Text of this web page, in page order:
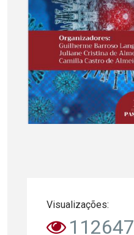
Visualizações:
112647